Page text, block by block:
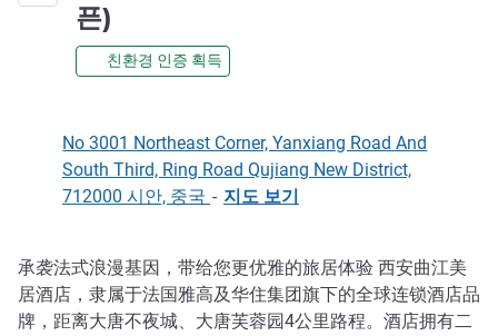
픈)
친환경 인증 획득
No 3001 Northeast Corner, Yanxiang Road And
South Third, Ring Road Qujiang New District,
712000 시안, 중국 - 지도 보기
호텔설명
承袭法式浪漫基因，带给您更优雅的旅居体验 西安曲江美
居酒店，隶属于法国雅高及华住集团旗下的全球连锁酒店品
牌，距离大唐不夜城、大唐芙蓉园4公里路程。酒店拥有二